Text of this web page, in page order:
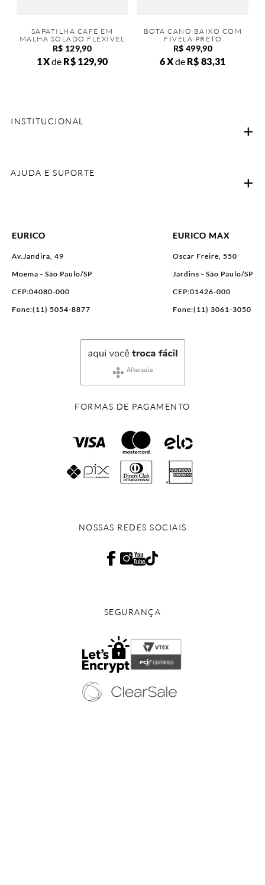
SAPATILHA CAFÉ EM
MALHA SOLADO FLEXÍVEL
R$ 129,90
1 de R$ 129,90
BOTA CANO BAIXO COM
FIVELA PRETO
R$ 499,90
6 de R$ 83,31
INSTITUCIONAL
AJUDA E SUPORTE
EURICO
Av.Jandira, 49
Moema - São Paulo/SP
CEP:04080-000
Fone:(11) 5054-8877
EURICO MAX
Oscar Freire, 550
Jardins - São Paulo/SP
CEP:01426-000
Fone:(11) 3061-3050
FORMAS DE PAGAMENTO
NOSSAS REDES SOCIAIS
SEGURANÇA